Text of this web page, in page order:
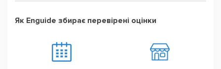
Як Enguide збирає перевірені оцінки